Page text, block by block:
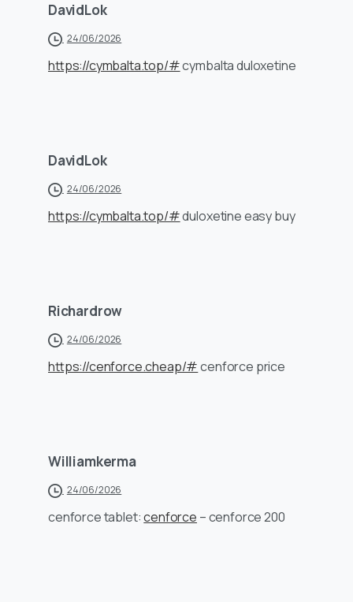
DavidLok
24/06/2026
https://cymbalta.top/#cymbalta duloxetine
DavidLok
24/06/2026
https://cymbalta.top/#duloxetine easy buy
Richardrow
24/06/2026
https://cenforce.cheap/#cenforce price
Williamkerma
24/06/2026
cenforce tablet:cenforce – cenforce 200